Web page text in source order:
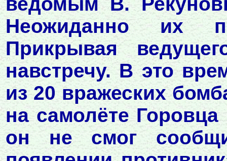
Неожиданно их
Прикрывая
навстречу. В это
из 20 вражеских
на самолёте
он не смог